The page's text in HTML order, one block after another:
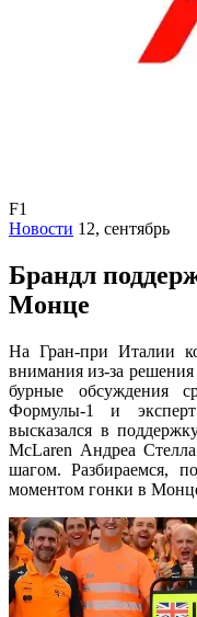
F1
Новости 12, сентябрь
Брандл
Монце
На Гран-при Италии
внимания из-за
бурные обсуждения
Формулы-1 и
высказался в
McLaren Андреа
шагом. Разбираемся,
моментом гонки в